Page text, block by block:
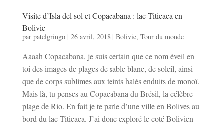
Visite d’Isla del sol et Copacabana : lac Titicaca en
Bolivie
par patelgringo| 26 avril, 2018| Bolivie, Tour du monde
Aaaah Copacabana, je suis certain que ce nom éveil en
toi des images de plages de sable blanc, de soleil, ainsi
que de corps sublimes aux teints halés enduits de monoï.
Mais là, tu penses au Copacabana du Brésil, la célèbre
plage de Rio. En fait je te parle d’une ville en Bolives au
bord du lac Titicaca. J’ai donc exploré le coté Bolivien